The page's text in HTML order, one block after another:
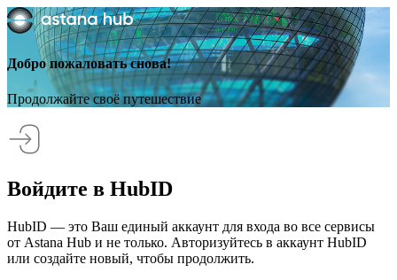
Добро пожаловать снова!
Продолжайте своё путешествие
Войдите в HubID
HubID — это Ваш единый аккаунт для входа во все сервисы
от Astana Hub и не только. Авторизуйтесь в аккаунт HubID
или создайте новый, чтобы продолжить.